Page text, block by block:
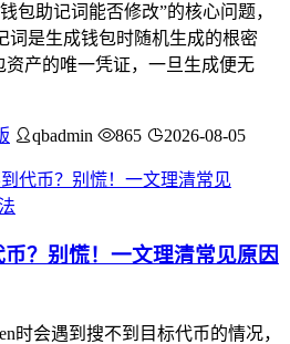
包助记词能否修改”的核心问题，
词是生成钱包时随机生成的根密
资产的唯一凭证，一旦生成便无
qbadmin 865 2026-08-05
？别慌！一文理清常见原因
时会遇到搜不到目标代币的情况，